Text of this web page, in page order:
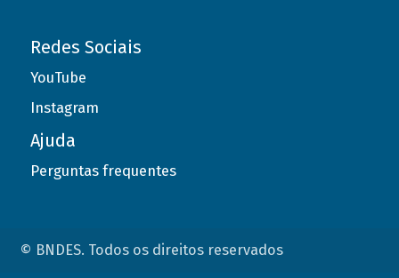
Redes Sociais
YouTube
Instagram
Ajuda
Perguntas frequentes
© BNDES. Todos os direitos reservados